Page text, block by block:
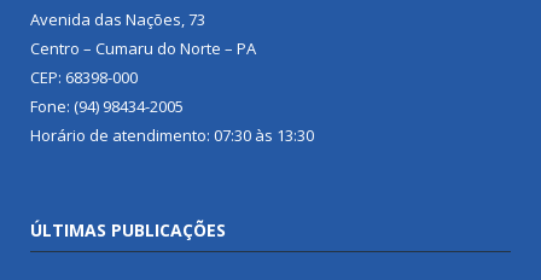
Avenida das Nações, 73
Centro – Cumaru do Norte – PA
CEP: 68398-000
Fone: (94) 98434-2005
Horário de atendimento: 07:30 às 13:30
ÚLTIMAS PUBLICAÇÕES